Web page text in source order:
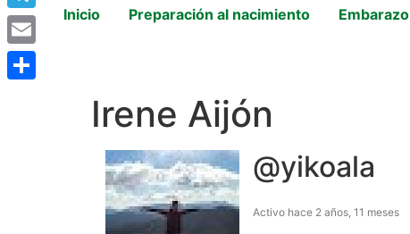
Inicio Preparación al nacimiento Embarazo
Irene Aijón
@yikoala
Activo hace 2 años, 11 meses
Telegram
Email